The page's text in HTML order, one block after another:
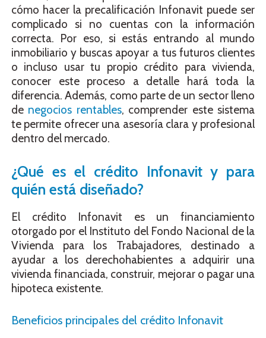
cómo hacer la precalificación Infonavit puede ser
complicado si no cuentas con la información
correcta. Por eso, si estás entrando al mundo
inmobiliario y buscas apoyar a tus futuros clientes
o incluso usar tu propio crédito para vivienda,
conocer este proceso a detalle hará toda la
diferencia. Además, como parte de un sector lleno
de negocios rentables, comprender este sistema
te permite ofrecer una asesoría clara y profesional
dentro del mercado.
¿Qué es el crédito Infonavit y para
quién está diseñado?
El crédito Infonavit es un financiamiento
otorgado por el Instituto del Fondo Nacional de la
Vivienda para los Trabajadores, destinado a
ayudar a los derechohabientes a adquirir una
vivienda financiada, construir, mejorar o pagar una
hipoteca existente.
Beneficios principales del crédito Infonavit